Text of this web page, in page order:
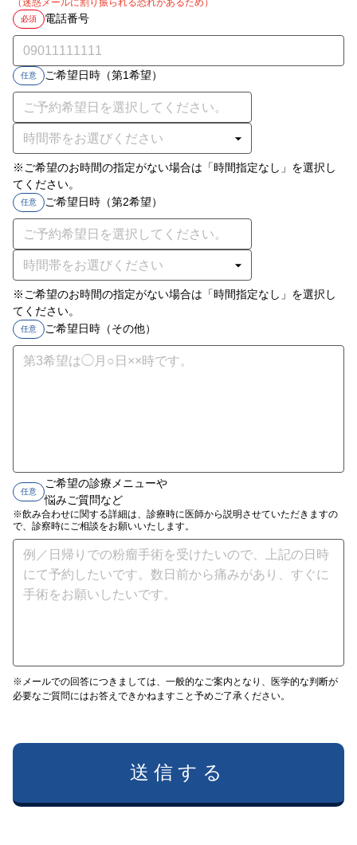
必須 電話番号
任意 ご希望日時（第1希望）
※ご希望のお時間の指定がない場合は「時間指定なし」を選択し
てください。
任意 ご希望日時（第2希望）
※ご希望のお時間の指定がない場合は「時間指定なし」を選択し
てください。
任意 ご希望日時（その他）
任意
ご希望の診療メニューや
悩みご質問など
※飲み合わせに関する詳細は、診療時に医師から説明させていただきますの
で、診察時にご相談をお願いいたします。
※メールでの回答につきましては、一般的なご案内となり、医学的な判断が
必要なご質問にはお答えできかねますこと予めご了承ください。
送信する